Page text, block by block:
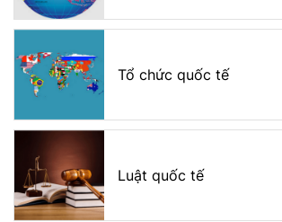
Tổ chức quốc tế
Luật quốc tế